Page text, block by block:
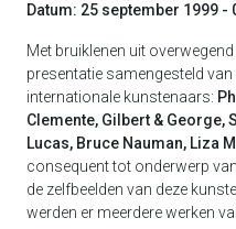
Datum: 25 september 1999 -
Met bruiklenen uit
presentatie samengesteld
internationale kunstenaars:
Clemente, Gilbert &
Lucas, Bruce Nauman, Liza
consequent tot onderwerp
de zelfbeelden van deze
werden er meerdere werken